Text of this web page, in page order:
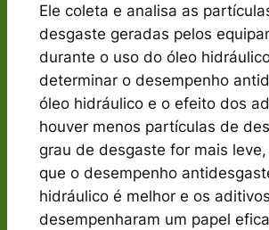
Ele coleta e analisa as
desgaste geradas pelos
durante o uso do óleo
determinar o desempenho
óleo hidráulico e o efeito dos
houver menos partículas de
grau de desgaste for mais
que o desempenho
hidráulico é melhor e os aditivos
desempenharam um papel